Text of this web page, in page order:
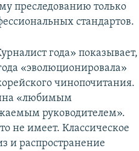
преследованию только
стандартов.
года» показывает,
«эволюционировала»
чинопочитания.
«любимым
руководителем».
не имеет. Классическое
и распространение